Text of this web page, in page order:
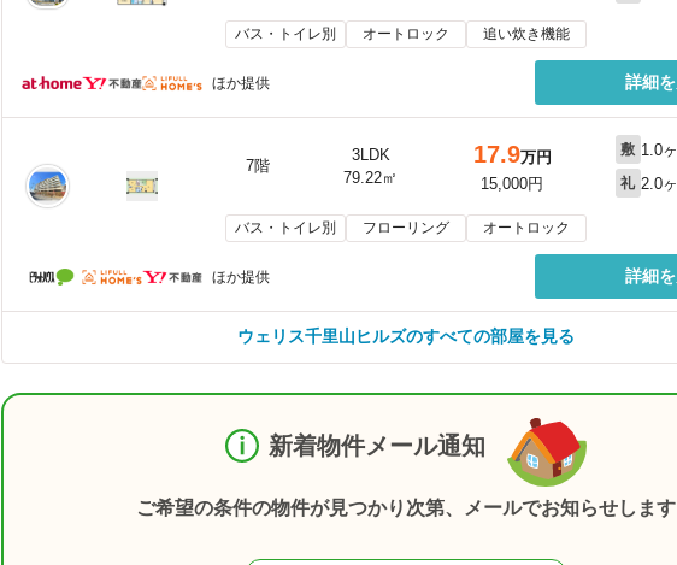
バス・トイレ別 オートロック 追い炊き機能
ほか提供 詳細
7階
3LDK
79.22㎡
17.9万円
15,000円
敷 1.0
礼 2.0
バス・トイレ別 フローリング オートロック
ほか提供 詳細
ウェリス千里山ヒルズのすべての部屋を見る
新着物件メール通知
ご希望の条件の物件が見つかり次第、メールでお知らせします